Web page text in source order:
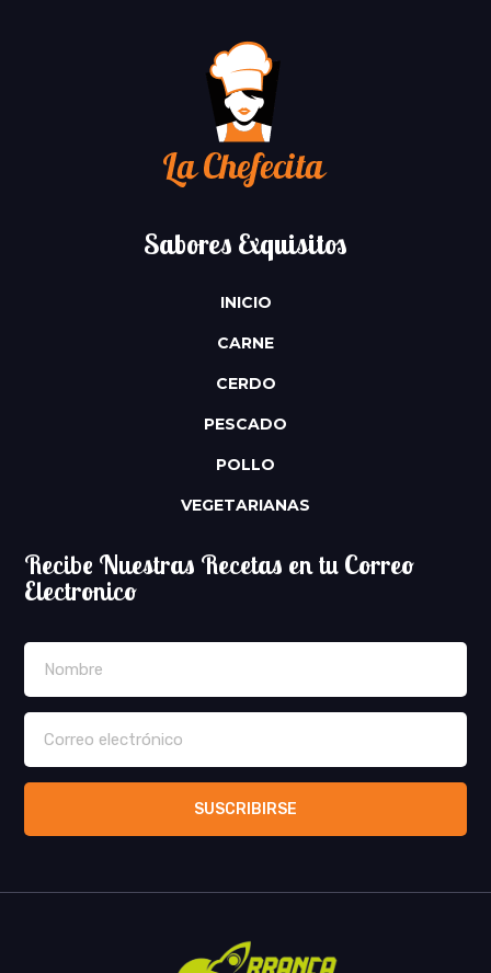
Sabores Exquisitos
INICIO
CARNE
CERDO
PESCADO
POLLO
VEGETARIANAS
Recibe Nuestras Recetas en tu Correo
Electronico
SUSCRIBIRSE